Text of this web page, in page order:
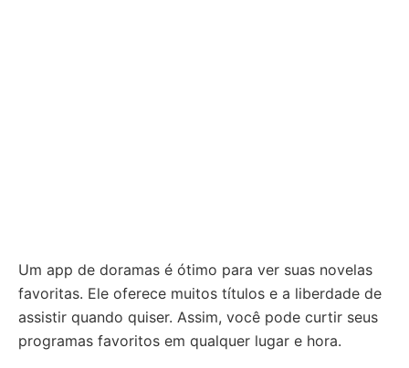
Um app de doramas é ótimo para ver suas novelas
favoritas. Ele oferece muitos títulos e a liberdade de
assistir quando quiser. Assim, você pode curtir seus
programas favoritos em qualquer lugar e hora.